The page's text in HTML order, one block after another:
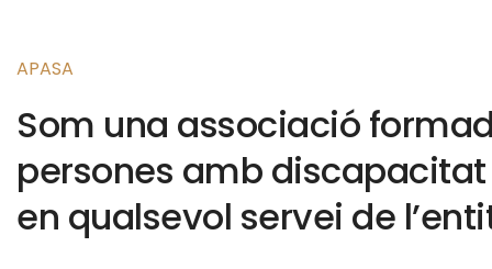
APASA
Som una associació
persones amb
en qualsevol servei de